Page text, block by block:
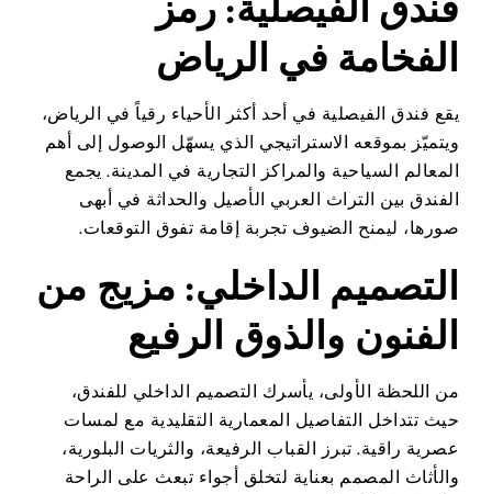
الفخامة في الرياض
يقع فندق الفيصلية في أحد أكثر الأحياء رقياً في الرياض،
ويتميّز بموقعه الاستراتيجي الذي يسهّل الوصول إلى أهم
المعالم السياحية والمراكز التجارية في المدينة. يجمع
الفندق بين التراث العربي الأصيل والحداثة في أبهى
صورها، ليمنح الضيوف تجربة إقامة تفوق التوقعات.
التصميم الداخلي: مزيج من
الفنون والذوق الرفيع
من اللحظة الأولى، يأسرك التصميم الداخلي للفندق،
حيث تتداخل التفاصيل المعمارية التقليدية مع لمسات
عصرية راقية. تبرز القباب الرفيعة، والثريات البلورية،
والأثاث المصمم بعناية لتخلق أجواء تبعث على الراحة